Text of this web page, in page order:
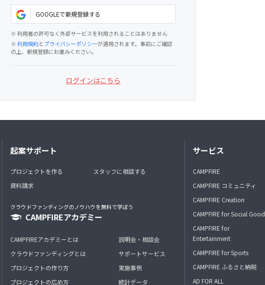
GOOGLEで新規登録する
※ 利用者の許可なく外部サービスを利用されることはありません
※利用規約とプライバシーポリシーが適用されます。事前にご確認
の上、新規登録にお進みください。
ログインはこちら
起案サポート
プロジェクトを作る
資料請求
スタッフに相談する
クラウドファンディングのノウハウを無料で学ぼう
CAMPFIREアカデミー
CAMPFIREアカデミーとは
クラウドファンディングとは
プロジェクトの作り方
プロジェクトの広め方
説明会・相談会
サポートサービス
実施事例
統計データ
サービス
CAMPFIRE
CAMPFIRE コミュニティ
CAMPFIRE Creation
CAMPFIRE for Social Good
CAMPFIRE for
Entertainment
CAMPFIRE for Sports
CAMPFIRE ふるさと納税
AD FOR ALL